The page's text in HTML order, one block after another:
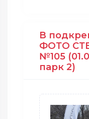
В
ФОТО
№105
парк 2)